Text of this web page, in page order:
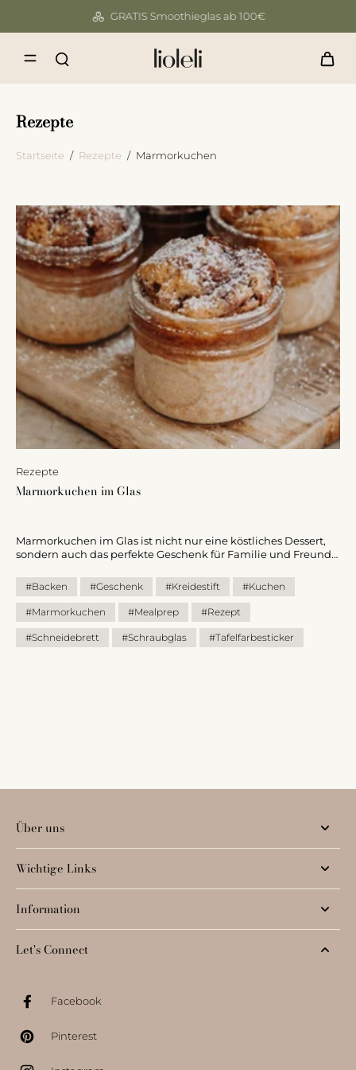
GRATIS Smoothieglas ab 100€
Rezepte
Startseite / Rezepte / Marmorkuchen
Rezepte
Marmorkuchen im Glas
Marmorkuchen im Glas ist nicht nur eine köstliches Dessert,
sondern auch das perfekte Geschenk für Familie und Freunde.
hochwertigen Schraubgläsern backen und ein ein originelles
Präsent vorbereiten kannst.
#Backen #Geschenk #Kreidestift #Kuchen
#Marmorkuchen #Mealprep #Rezept
#Schneidebrett #Schraubglas #Tafelfarbesticker
Über uns
Wichtige Links
Information
Let's Connect
Facebook
Pinterest